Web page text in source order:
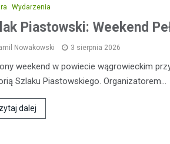
Wydarzenia
Piastowski: Weekend
Nowakowski 3 sierpnia 2026
weekend w powiecie wągrowieckim
Szlaku Piastowskiego. Organizatorem…
dalej